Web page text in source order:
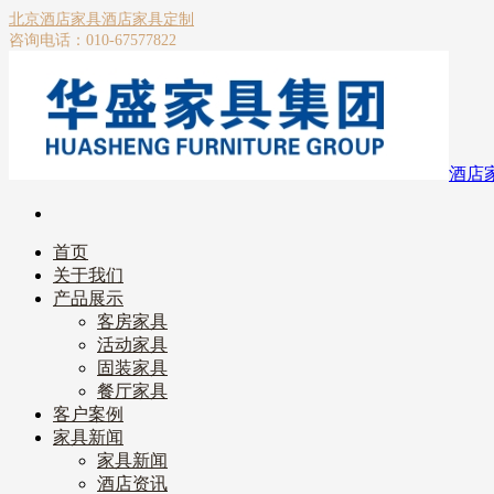
北京酒店家具酒店家具定制
咨询电话：010-67577822
酒店
首页
关于我们
产品展示
客房家具
活动家具
固装家具
餐厅家具
客户案例
家具新闻
家具新闻
酒店资讯